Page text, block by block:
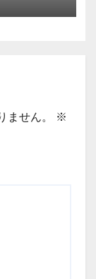
ません。
※